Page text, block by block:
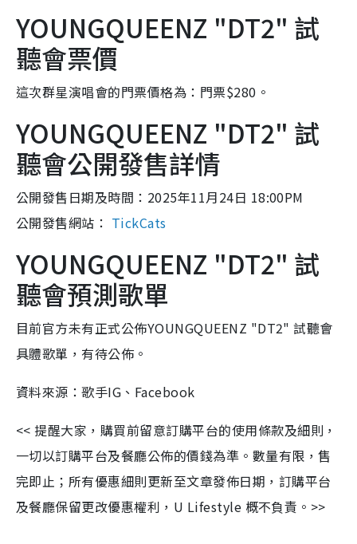
YOUNGQUEENZ "DT2" 試
聽會票價
這次群星演唱會的門票價格為：門票$280。
YOUNGQUEENZ "DT2" 試
聽會公開發售詳情
公開發售日期及時間：2025年11月24日 18:00PM
公開發售網站： TickCats
YOUNGQUEENZ "DT2" 試
聽會預測歌單
目前官方未有正式公佈YOUNGQUEENZ "DT2" 試聽會
具體歌單，有待公佈。
資料來源：歌手IG、Facebook
<< 提醒大家，購買前留意訂購平台的使用條款及細則，
一切以訂購平台及餐廳公佈的價錢為準。數量有限，售
完即止；所有優惠細則更新至文章發佈日期，訂購平台
及餐廳保留更改優惠權利，U Lifestyle 概不負責。>>